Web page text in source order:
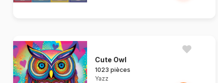
Cute Owl
1023 pièces
Yazz